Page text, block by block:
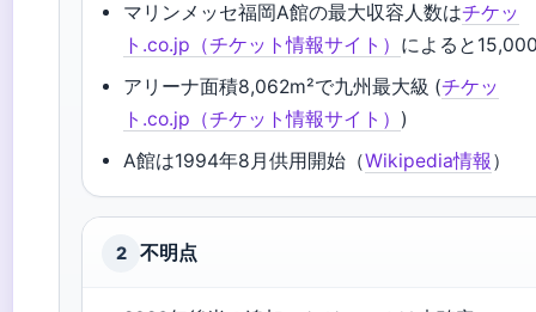
マリンメッセ福岡A館の最大収容人数はチケッ
ト.co.jp（チケット情報サイト） によると
アリーナ面積8,062m²で九州最大級 (チケッ
ト.co.jp（チケット情報サイト） )
A館は1994年8月供用開始（Wikipedia情報 ）
2 不明点